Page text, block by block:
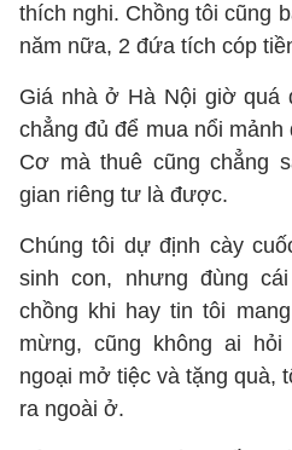
thích nghi. Chồng tôi cũng
năm nữa, 2 đứa tích cóp
Giá nhà ở Hà Nội giờ quá
chẳng đủ để mua nổi
Cơ mà thuê cũng chẳng
gian riêng tư là được.
Chúng tôi dự định cày
sinh con, nhưng đùng
chồng khi hay tin tôi
mừng, cũng không ai
ngoại mở tiệc và tặng quà,
ra ngoài ở.